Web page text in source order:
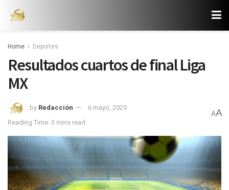
Home Deportes
Resultados cuartos de final Liga
MX
by Redacción
6 mayo, 2025
Reading Time: 3 mins read
AA